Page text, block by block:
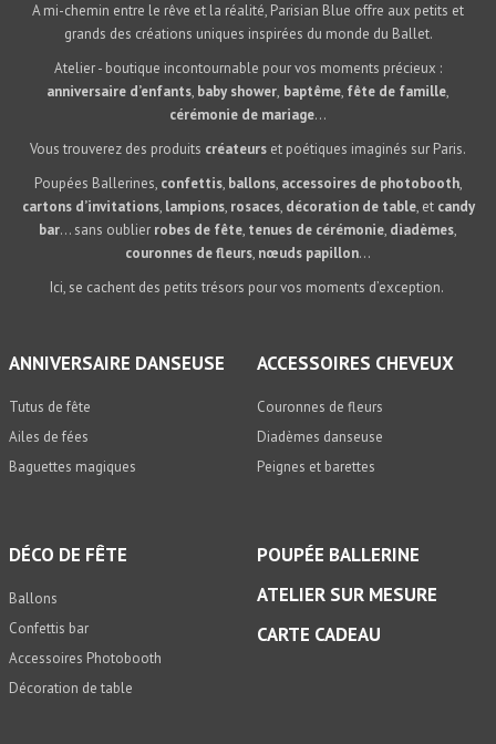
A mi-chemin entre le rêve et la réalité, Parisian Blue offre aux petits et
grands des créations uniques inspirées du monde du Ballet.
Atelier - boutique incontournable pour vos moments précieux :
anniversaire d’enfants, baby shower, baptême, fête de famille,
cérémonie de mariage...
Vous trouverez des produits créateurs et poétiques imaginés sur Paris.
Poupées Ballerines, confettis, ballons, accessoires de photobooth,
cartons d’invitations, lampions, rosaces, décoration de table, et candy
bar… sans oublier robes de fête, tenues de cérémonie, diadèmes,
couronnes de fleurs, nœuds papillon…
Ici, se cachent des petits trésors pour vos moments d’exception.
ANNIVERSAIRE DANSEUSE
Tutus de fête
Ailes de fées
Baguettes magiques
ACCESSOIRES CHEVEUX
Couronnes de fleurs
Diadèmes danseuse
Peignes et barettes
DÉCO DE FÊTE
Ballons
Confettis bar
Accessoires Photobooth
Décoration de table
POUPÉE BALLERINE
ATELIER SUR MESURE
CARTE CADEAU